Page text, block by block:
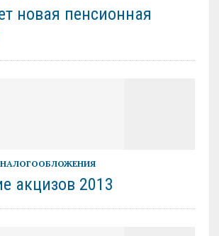
новая пенсионная
акцизов 2013